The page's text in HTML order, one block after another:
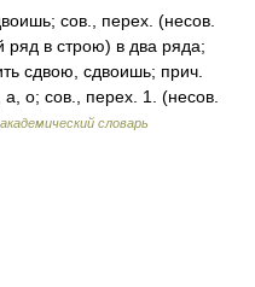
сов., перех. (несов.
ряд в строю) в два ряда;
сдвою, сдвоишь; прич.
о; сов., перех. 1. (несов.
словарь